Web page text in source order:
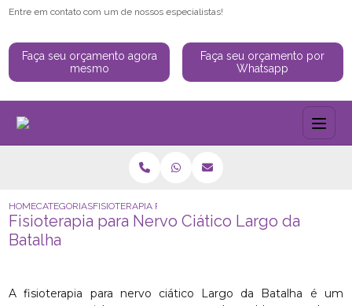
Entre em contato com um de nossos especialistas!
Faça seu orçamento agora
mesmo
Faça seu orçamento por
Whatsapp
HOMECATEGORIASFISIOTERAPIA PARA NERVO CIÁTICO LARGO DA BATALHA
Fisioterapia para Nervo Ciático Largo da
Batalha
A fisioterapia para nervo ciático Largo da Batalha é um